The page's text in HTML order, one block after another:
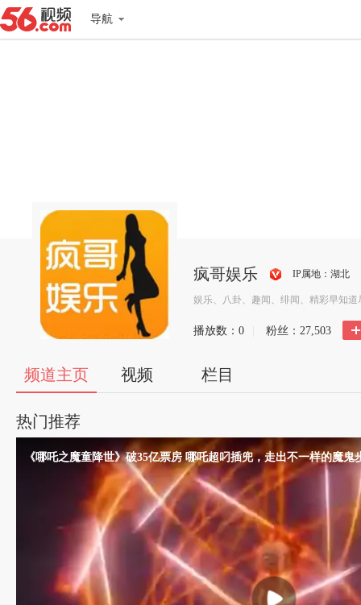
导航
疯哥娱乐
狐
频
自
媒
体
IP属地：湖北
娱乐、八卦、趣闻、绯闻、精彩早知道
播放数： 0 粉丝： 27,503
频道主页 视频 栏目
热门推荐
《哪吒之魔童降世》破35亿票房 哪吒超叼插兜，走出不一样的魔鬼